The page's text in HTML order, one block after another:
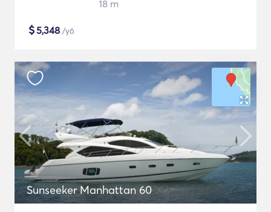
18 m
$5,348 /yö
Sunseeker Manhattan 60